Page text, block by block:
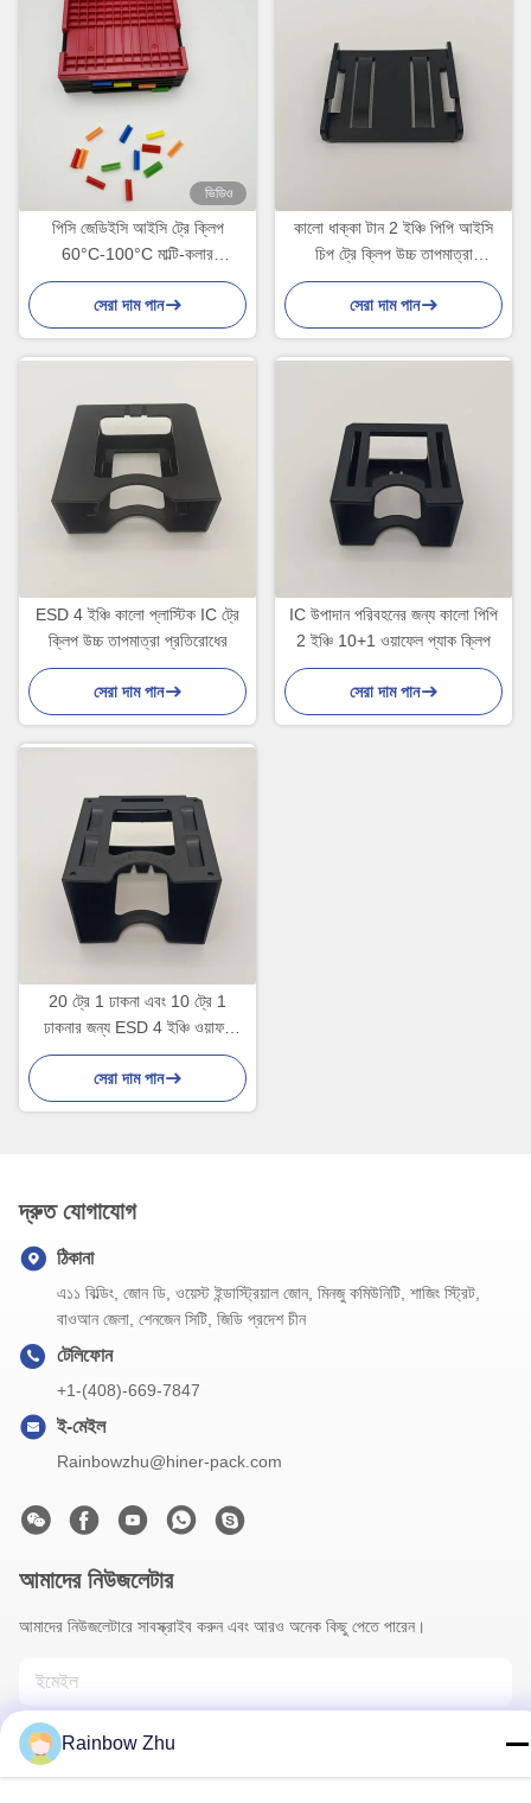
ভিডিও
পিসি জেডিইসি আইসি ট্রে ক্লিপ
60°C-100°C মাল্টি-কলার
আইডেন্টিফিকেশন
সেরা দাম পান
কালো ধাক্কা টান 2 ইঞ্চি পিপি আইসি
চিপ ট্রে ক্লিপ উচ্চ তাপমাত্রা
প্রতিরোধের
সেরা দাম পান
ESD 4 ইঞ্চি কালো প্লাস্টিক IC ট্রে
ক্লিপ উচ্চ তাপমাত্রা প্রতিরোধের
সেরা দাম পান
IC উপাদান পরিবহনের জন্য কালো পিপি
2 ইঞ্চি 10+1 ওয়াফেল প্যাক ক্লিপ
সেরা দাম পান
20 ট্রে 1 ঢাকনা এবং 10 ট্রে 1
ঢাকনার জন্য ESD 4 ইঞ্চি ওয়াফল
প্যাক ক্লিপ
সেরা দাম পান
দ্রুত যোগাযোগ
ঠিকানা
এ১১ বিল্ডিং, জোন ডি, ওয়েস্ট ইন্ডাস্ট্রিয়াল জোন, মিনজু কমিউনিটি, শাজিং স্ট্রিট,
বাওআন জেলা, শেনজেন সিটি, জিডি প্রদেশ চীন
টেলিফোন
+1-(408)-669-7847
ই-মেইল
Rainbowzhu@hiner-pack.com
আমাদের নিউজলেটার
আমাদের নিউজলেটারে সাবস্ক্রাইব করুন এবং আরও অনেক কিছু পেতে পারেন।
Rainbow Zhu